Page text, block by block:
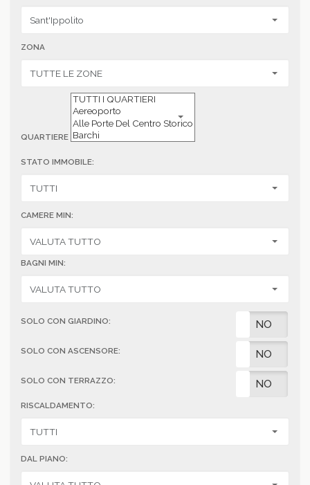
ZONA
QUARTIERE
STATO IMMOBILE:
CAMERE MIN:
BAGNI MIN:
SOLO CON GIARDINO: NO
SOLO CON ASCENSORE: NO
SOLO CON TERRAZZO: NO
RISCALDAMENTO:
DAL PIANO: